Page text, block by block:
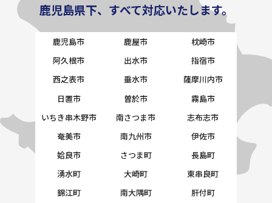
鹿児島県下、すべて対応いたします。
鹿児島市 鹿屋市
枕崎市
阿久根市
出水市
指宿市
西之表市
垂水市
薩摩川内市
日置市
曽於市
霧島市
いちき串木野市
南さつま市
志布志市
奄美市
南九州市
伊佐市
姶良市
さつま町
長島町
湧水町
大崎町
東串良町
錦江町
南大隅町
肝付町